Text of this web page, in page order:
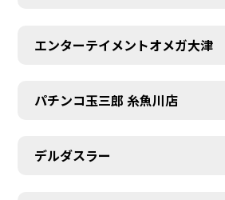
エンターテイメントオメガ大津
パチンコ玉三郎 糸魚川店
デルダスラー